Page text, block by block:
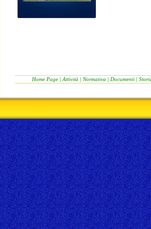
Home Page |Attività Normativa Documenti |